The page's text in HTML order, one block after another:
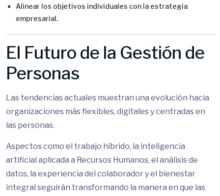
Alinear los objetivos individuales con la estrategia
empresarial.
El Futuro de la Gestión de
Personas
Las tendencias actuales muestran una evolución hacia
organizaciones más flexibles, digitales y centradas en
las personas.
Aspectos como el trabajo híbrido, la inteligencia
artificial aplicada a Recursos Humanos, el análisis de
datos, la experiencia del colaborador y el bienestar
integral seguirán transformando la manera en que las